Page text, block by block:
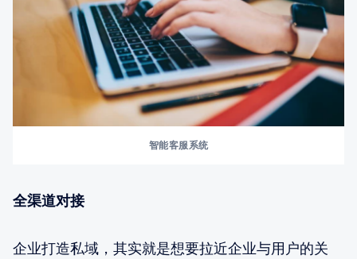
智能客服系统
全渠道对接
企业打造私域，其实就是想要拉近企业与用户的关